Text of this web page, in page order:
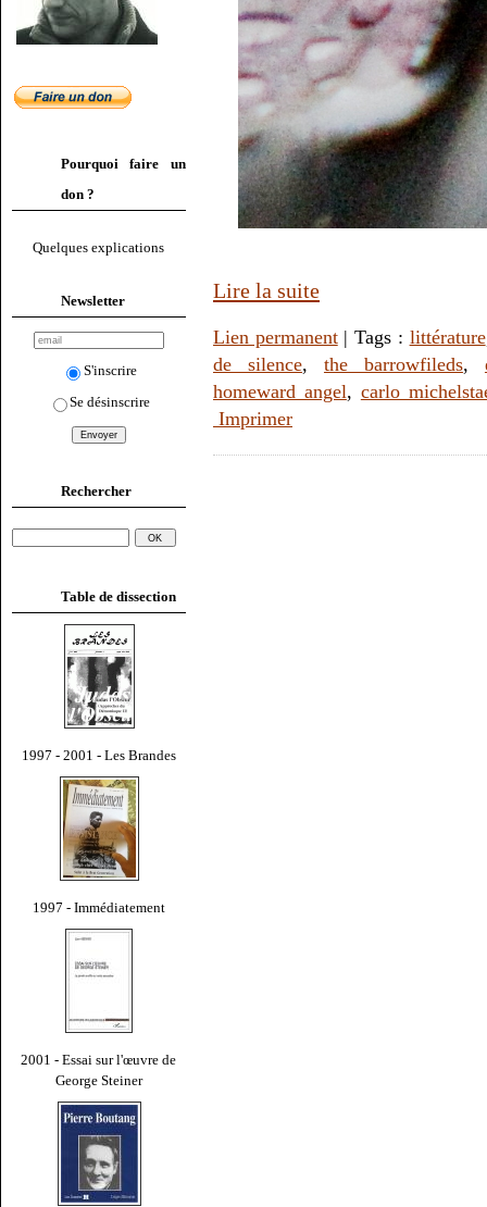
Pourquoi faire un
don ?
Quelques explications
Newsletter
S'inscrire
Se désinscrire
Rechercher
Table de dissection
1997 - 2001 - Les Brandes
1997 - Immédiatement
2001 - Essai sur l'œuvre de
George Steiner
Lire la suite
Lien permanent| Tags : littérature
de silence, the barrowfileds,
homeward angel, carlo
Imprimer